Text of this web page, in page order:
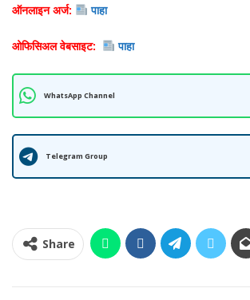
ऑनलाइन अर्ज: पाहा
ओफिसिअल वेबसाइट: पाहा
WhatsApp Channel
Telegram Group
Share